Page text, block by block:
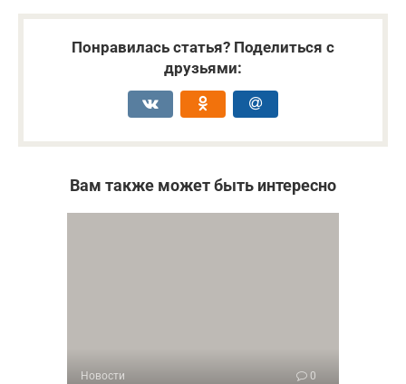
Понравилась статья? Поделиться с
друзьями:
Вам также может быть интересно
Новости 0